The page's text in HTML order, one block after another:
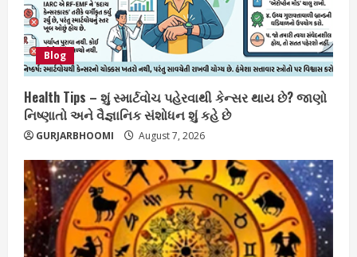
Blog
Health Tips – શું સ્માર્ટવોચ પહેરવાથી કેન્સર થાય છે? જાણો
નિષ્ણાતો અને વૈજ્ઞાનિક સંશોધન શું કહે છે
GURJARBHOOMI August 7, 2026